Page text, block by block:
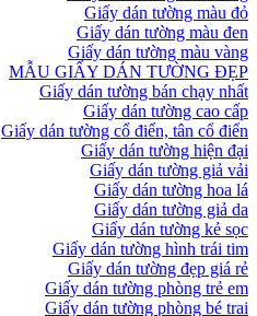
Giấy dán tường màu đỏ
Giấy dán tường màu đen
Giấy dán tường màu vàng
MẪU GIẤY DÁN TƯỜNG ĐẸP
Giấy dán tường bán chạy nhất
Giấy dán tường cao cấp
Giấy dán tường cổ điển, tân cổ điển
Giấy dán tường hiện đại
Giấy dán tường giả vải
Giấy dán tường hoa lá
Giấy dán tường giả da
Giấy dán tường kẻ sọc
Giấy dán tường hình trái tim
Giấy dán tường đẹp giá rẻ
Giấy dán tường phòng trẻ em
Giấy dán tường phòng bé trai